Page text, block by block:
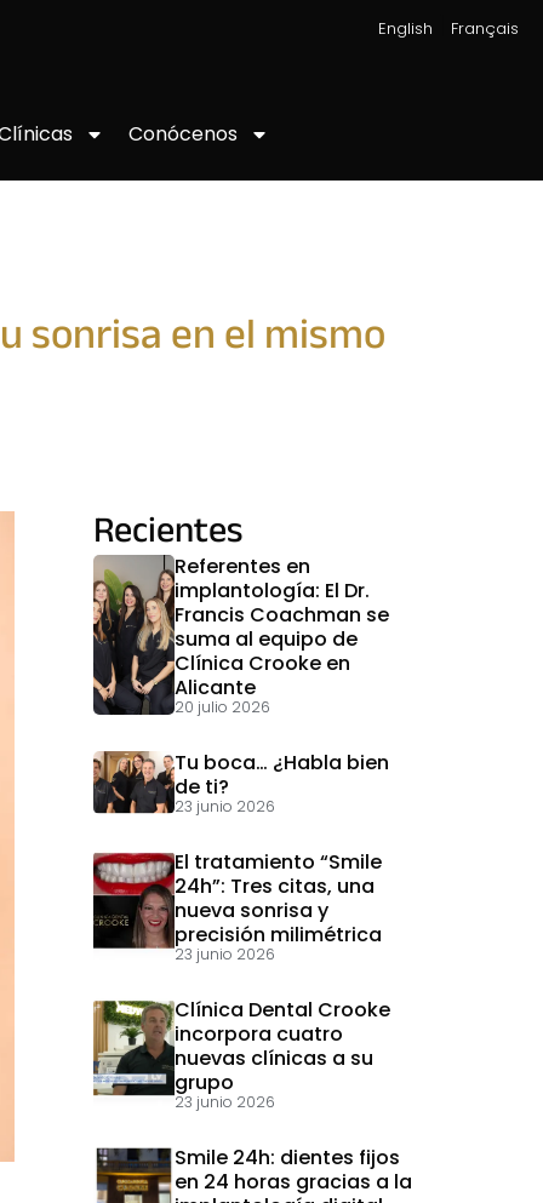
English Français
Conócenos
sonrisa en el mismo
Recientes
Referentes en
implantología: El Dr.
Francis Coachman se
suma al equipo de
Clínica Crooke en
Alicante
20 julio 2026
Tu boca… ¿Habla bien
de ti?
23 junio 2026
El tratamiento “Smile
24h”: Tres citas, una
nueva sonrisa y
precisión milimétrica
23 junio 2026
Clínica Dental Crooke
incorpora cuatro
nuevas clínicas a su
grupo
23 junio 2026
Smile 24h: dientes fijos
en 24 horas gracias a la